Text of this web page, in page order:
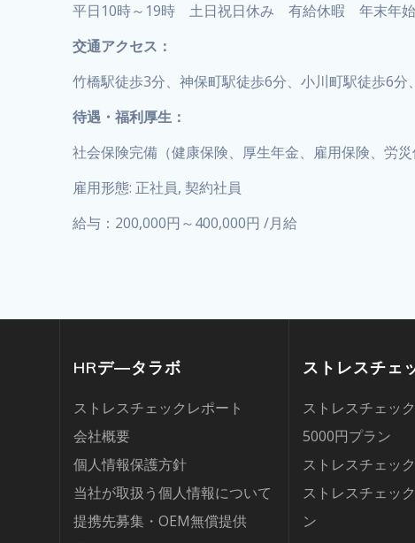
平日10時～19時 土日祝日休み 有給休暇 年末年始
交通アクセス：
竹橋駅徒歩3分、神保町駅徒歩6分、小川町駅徒歩6
待遇・福利厚生：
社会保険完備（健康保険、厚生年金、雇用保険、労災
雇用形態: 正社員, 契約社員
給与：200,000円～400,000円 /月給
HRデ―タラボ
ストレスチェックレポート
会社概要
個人情報保護方針
当社が取扱う個人情報について
提携先募集・OEM無償提供
ストレスチェ
ストレスチェッ
5000円プラン
ストレスチェッ
ストレスチェッ
ン